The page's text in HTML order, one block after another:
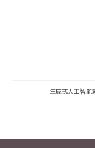
生成式人工智能